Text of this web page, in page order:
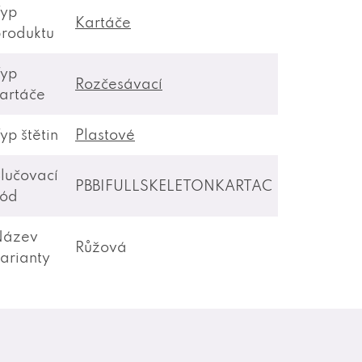
Kartáče
Rozčesávací
štětin Plastové
PBBIFULLSKELETONKARTAC
Růžová